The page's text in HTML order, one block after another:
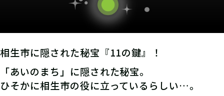
相生市に隠された秘宝『11の鍵』！
「あいのまち」に隠された秘宝。
ひそかに相生市の役に立っているらしい…。